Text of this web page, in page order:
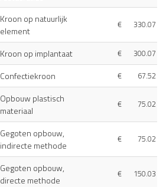
Kroon op natuurlijk
element
€ 330.07
Kroon op implantaat € 300.07
Confectiekroon € 67.52
Opbouw plastisch
materiaal
€ 75.02
Gegoten opbouw,
indirecte methode
€ 75.02
Gegoten opbouw,
directe methode
€ 150.03